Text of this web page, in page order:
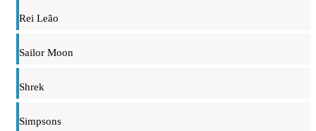
Rei Leão
Sailor Moon
Shrek
Simpsons